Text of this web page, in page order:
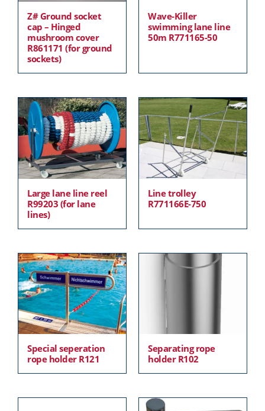
Z# Ground socket
cap – Hinged
mushroom cover
R861171 (for ground
sockets)
Wave-Killer
swimming lane line
50m R771165-50
Large lane line reel
R99203 (for lane
lines)
Line trolley
R771166E-750
Special seperation
rope holder R121
Separating rope
holder R102